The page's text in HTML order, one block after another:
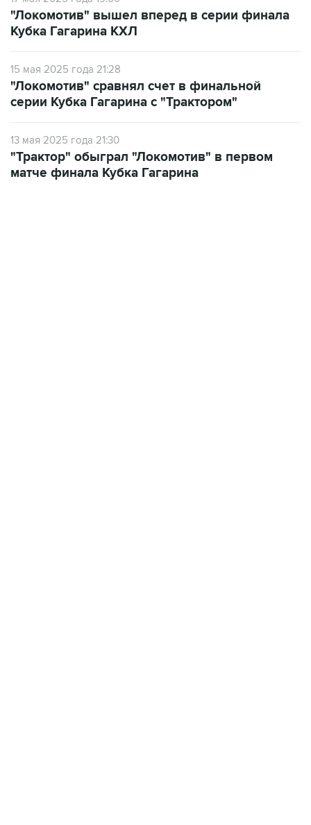
"Локомотив" вышел вперед в серии финала
Кубка Гагарина КХЛ
15 мая 2025 года 21:28
"Локомотив" сравнял счет в финальной
серии Кубка Гагарина с "Трактором"
13 мая 2025 года 21:30
"Трактор" обыграл "Локомотив" в первом
матче финала Кубка Гагарина